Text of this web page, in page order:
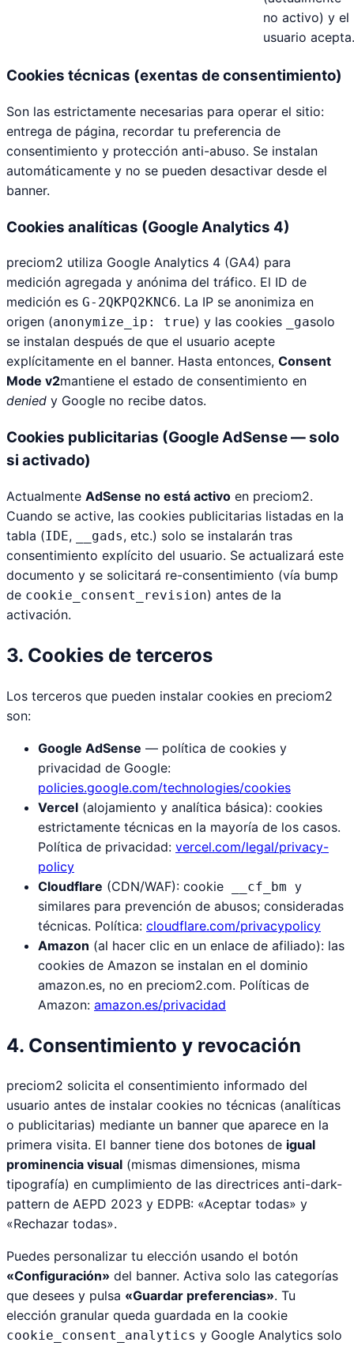
no activo) y el
usuario acepta.
Cookies técnicas (exentas de consentimiento)
Son las estrictamente necesarias para operar el sitio:
entrega de página, recordar tu preferencia de
consentimiento y protección anti-abuso. Se instalan
automáticamente y no se pueden desactivar desde el
banner.
Cookies analíticas (Google Analytics 4)
preciom2 utiliza Google Analytics 4 (GA4) para
medición agregada y anónima del tráfico. El ID de
medición es G-2QKPQ2KNC6. La IP se anonimiza en
origen (anonymize_ip: true) y las cookies _gasolo
se instalan después de que el usuario acepte
explícitamente en el banner. Hasta entonces, Consent
Mode v2mantiene el estado de consentimiento en
denied y Google no recibe datos.
Cookies publicitarias (Google AdSense — solo
si activado)
Actualmente AdSense no está activo en preciom2.
Cuando se active, las cookies publicitarias listadas en la
tabla (IDE, __gads, etc.) solo se instalarán tras
consentimiento explícito del usuario. Se actualizará este
documento y se solicitará re-consentimiento (vía bump
de cookie_consent_revision) antes de la
activación.
3. Cookies de terceros
Los terceros que pueden instalar cookies en preciom2
son:
Google AdSense — política de cookies y
privacidad de Google:
policies.google.com/technologies/cookies
Vercel (alojamiento y analítica básica): cookies
estrictamente técnicas en la mayoría de los casos.
Política de privacidad: vercel.com/legal/privacy-
policy
Cloudflare (CDN/WAF): cookie __cf_bm y
similares para prevención de abusos; consideradas
técnicas. Política: cloudflare.com/privacypolicy
Amazon (al hacer clic en un enlace de afiliado): las
cookies de Amazon se instalan en el dominio
amazon.es, no en preciom2.com. Políticas de
Amazon: amazon.es/privacidad
4. Consentimiento y revocación
preciom2 solicita el consentimiento informado del
usuario antes de instalar cookies no técnicas (analíticas
o publicitarias) mediante un banner que aparece en la
primera visita. El banner tiene dos botones de igual
prominencia visual (mismas dimensiones, misma
tipografía) en cumplimiento de las directrices anti-dark-
pattern de AEPD 2023 y EDPB: «Aceptar todas» y
«Rechazar todas».
Puedes personalizar tu elección usando el botón
«Configuración» del banner. Activa solo las categorías
que desees y pulsa «Guardar preferencias». Tu
elección granular queda guardada en la cookie
cookie_consent_analytics y Google Analytics solo